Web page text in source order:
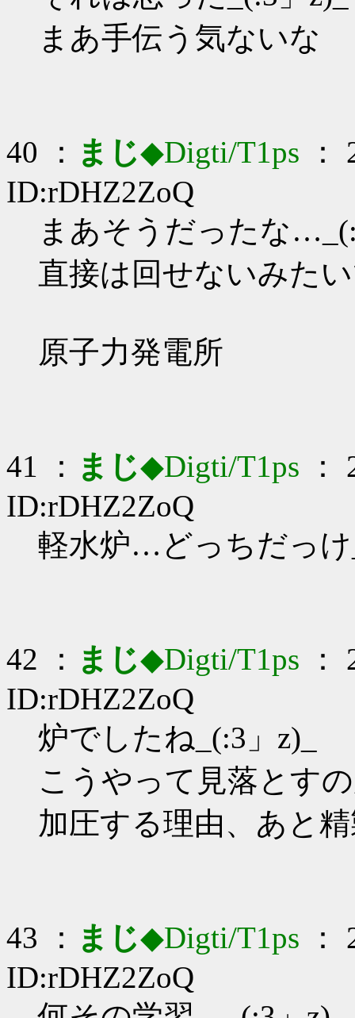
まあ手伝う気ないな
40 ： まじ◆Digti/T1ps ：
ID:rDHZ2ZoQ
まあそうだったな
直接は回せないみた
原子力発電所
41 ： まじ◆Digti/T1ps ：
ID:rDHZ2ZoQ
軽水炉…どっちだっけ
42 ： まじ◆Digti/T1ps ：
ID:rDHZ2ZoQ
炉でしたね_(:3」z)_
こうやって見落とす
加圧する理由、あと
43 ： まじ◆Digti/T1ps ：
ID:rDHZ2ZoQ